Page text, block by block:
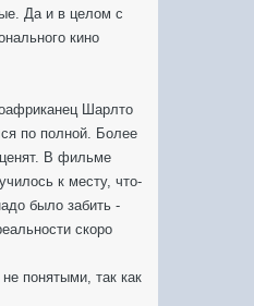
Да и в целом с
кино
Шарлто
по полной. Более
В фильме
к месту, что-
было забить -
скоро
понятыми, так как